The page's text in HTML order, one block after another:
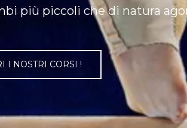
più piccoli che di natura